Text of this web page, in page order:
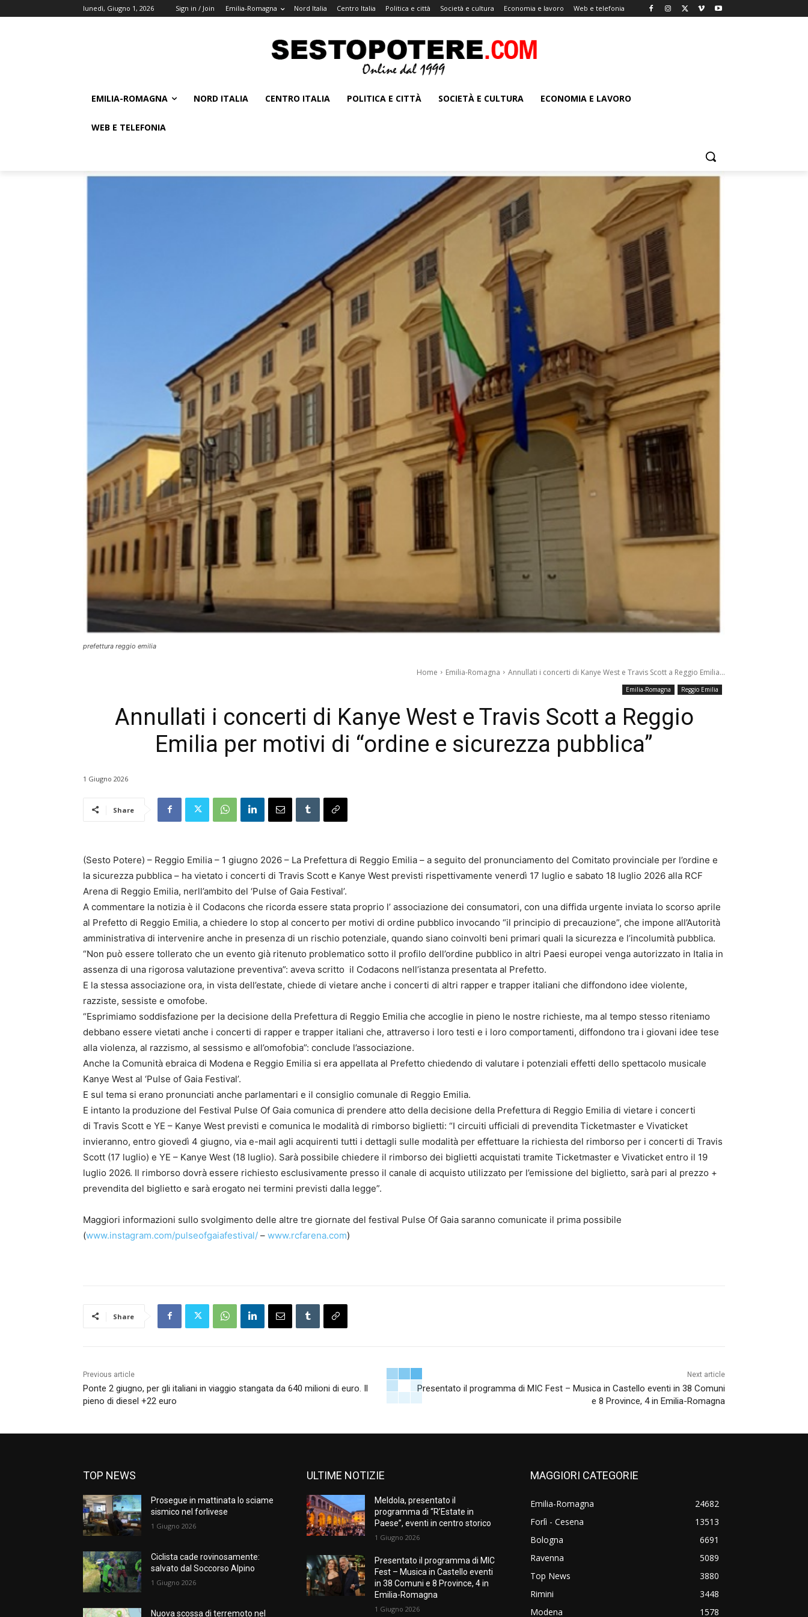
lunedì, Giugno 1, 2026 Sign in / Join Emilia-Romagna Nord Italia Centro Italia Politica e città Società e cultura Economia e lavoro Web e telefonia
EMILIA-ROMAGNA NORD ITALIA CENTRO ITALIA POLITICA E CITTÀ SOCIETÀ E CULTURA ECONOMIA E LAVORO
WEB E TELEFONIA
prefettura reggio emilia
Home Emilia-Romagna Annullati i concerti di Kanye West e Travis Scott a Reggio Emilia...
Emilia-Romagna Reggio Emilia
Annullati i concerti di Kanye West e Travis Scott a Reggio
Emilia per motivi di “ordine e sicurezza pubblica”
1 Giugno 2026
Share
(Sesto Potere) – Reggio Emilia – 1 giugno 2026 – La Prefettura di Reggio Emilia – a seguito del pronunciamento del Comitato provinciale per l’ordine e
la sicurezza pubblica – ha vietato i concerti di Travis Scott e Kanye West previsti rispettivamente venerdì 17 luglio e sabato 18 luglio 2026 alla RCF
Arena di Reggio Emilia, nerll’ambito del ‘Pulse of Gaia Festival’.
A commentare la notizia è il Codacons che ricorda essere stata proprio l’ associazione dei consumatori, con una diffida urgente inviata lo scorso aprile
al Prefetto di Reggio Emilia, a chiedere lo stop al concerto per motivi di ordine pubblico invocando “il principio di precauzione”, che impone all’Autorità
amministrativa di intervenire anche in presenza di un rischio potenziale, quando siano coinvolti beni primari quali la sicurezza e l’incolumità pubblica.
“Non può essere tollerato che un evento già ritenuto problematico sotto il profilo dell’ordine pubblico in altri Paesi europei venga autorizzato in Italia in
assenza di una rigorosa valutazione preventiva”: aveva scritto il Codacons nell’istanza presentata al Prefetto.
E la stessa associazione ora, in vista dell’estate, chiede di vietare anche i concerti di altri rapper e trapper italiani che diffondono idee violente,
razziste, sessiste e omofobe.
“Esprimiamo soddisfazione per la decisione della Prefettura di Reggio Emilia che accoglie in pieno le nostre richieste, ma al tempo stesso riteniamo
debbano essere vietati anche i concerti di rapper e trapper italiani che, attraverso i loro testi e i loro comportamenti, diffondono tra i giovani idee tese
alla violenza, al razzismo, al sessismo e all’omofobia”: conclude l’associazione.
Anche la Comunità ebraica di Modena e Reggio Emilia si era appellata al Prefetto chiedendo di valutare i potenziali effetti dello spettacolo musicale
Kanye West al ‘Pulse of Gaia Festival’.
E sul tema si erano pronunciati anche parlamentari e il consiglio comunale di Reggio Emilia.
E intanto la produzione del Festival Pulse Of Gaia comunica di prendere atto della decisione della Prefettura di Reggio Emilia di vietare i concerti
di Travis Scott e YE – Kanye West previsti e comunica le modalità di rimborso biglietti: “I circuiti ufficiali di prevendita Ticketmaster e Vivaticket
invieranno, entro giovedì 4 giugno, via e-mail agli acquirenti tutti i dettagli sulle modalità per effettuare la richiesta del rimborso per i concerti di Travis
Scott (17 luglio) e YE – Kanye West (18 luglio). Sarà possibile chiedere il rimborso dei biglietti acquistati tramite Ticketmaster e Vivaticket entro il 19
luglio 2026. Il rimborso dovrà essere richiesto esclusivamente presso il canale di acquisto utilizzato per l’emissione del biglietto, sarà pari al prezzo +
prevendita del biglietto e sarà erogato nei termini previsti dalla legge”.
Maggiori informazioni sullo svolgimento delle altre tre giornate del festival Pulse Of Gaia saranno comunicate il prima possibile
(www.instagram.com/pulseofgaiafestival/ – www.rcfarena.com)
Share
Previous article
Ponte 2 giugno, per gli italiani in viaggio stangata da 640 milioni di euro. Il
pieno di diesel +22 euro
Next article
Presentato il programma di MIC Fest – Musica in Castello eventi in 38 Comuni
e 8 Province, 4 in Emilia-Romagna
TOP NEWS
Prosegue in mattinata lo sciame
sismico nel forlivese
1 Giugno 2026
Ciclista cade rovinosamente:
salvato dal Soccorso Alpino
1 Giugno 2026
Nuova scossa di terremoto nel
ULTIME NOTIZIE
Meldola, presentato il
programma di “R’Estate in
Paese”, eventi in centro storico
1 Giugno 2026
Presentato il programma di MIC
Fest – Musica in Castello eventi
in 38 Comuni e 8 Province, 4 in
Emilia-Romagna
1 Giugno 2026
MAGGIORI CATEGORIE
Emilia-Romagna
24682
Forlì - Cesena
13513
Bologna
6691
Ravenna
5089
Top News
3880
Rimini
3448
Modena
1578